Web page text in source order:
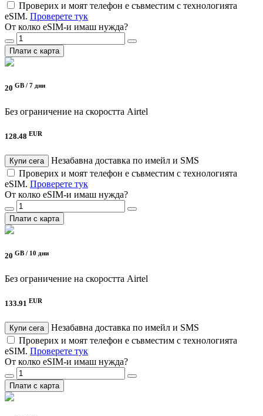
Проверих и моят телефон е съвместим с технологията
eSIM. Проверете тук
От колко eSIM-и имаш нужда?
Плати с карта
20 GB / 7 дни
Без ограничение на скоростта Airtel
128.48 EUR
Купи сега
Незабавна доставка по имейл и SMS
Проверих и моят телефон е съвместим с технологията
eSIM. Проверете тук
От колко eSIM-и имаш нужда?
Плати с карта
20 GB / 10 дни
Без ограничение на скоростта Airtel
133.91 EUR
Купи сега
Незабавна доставка по имейл и SMS
Проверих и моят телефон е съвместим с технологията
eSIM. Проверете тук
От колко eSIM-и имаш нужда?
Плати с карта